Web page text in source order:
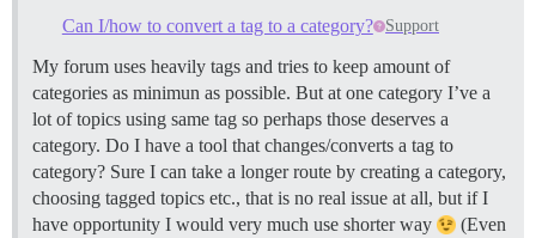
Can I/how to convert a tag to a category? Support
My forum uses heavily tags and tries to keep amount of
categories as minimun as possible. But at one category I’ve a
lot of topics using same tag so perhaps those deserves a
category. Do I have a tool that changes/converts a tag to
category? Sure I can take a longer route by creating a category,
choosing tagged topics etc., that is no real issue at all, but if I
have opportunity I would very much use shorter way
(Even